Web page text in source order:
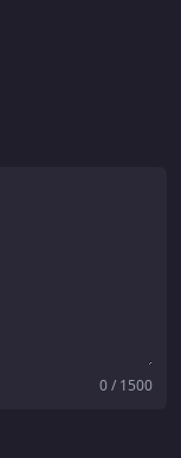
0 / 1500